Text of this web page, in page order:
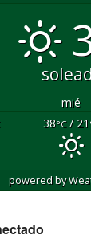
mié
38°C/ 21
powered by